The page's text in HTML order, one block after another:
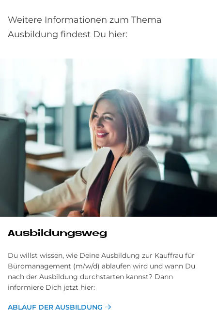
Weitere Informationen zum Thema
Ausbildung findest Du hier:
Ausbildungsweg
Du willst wissen, wie Deine Ausbildung zur Kauffrau für
Büromanagement (m/w/d) ablaufen wird und wann Du
nach der Ausbildung durchstarten kannst? Dann
informiere Dich jetzt hier:
ABLAUF DER AUSBILDUNG